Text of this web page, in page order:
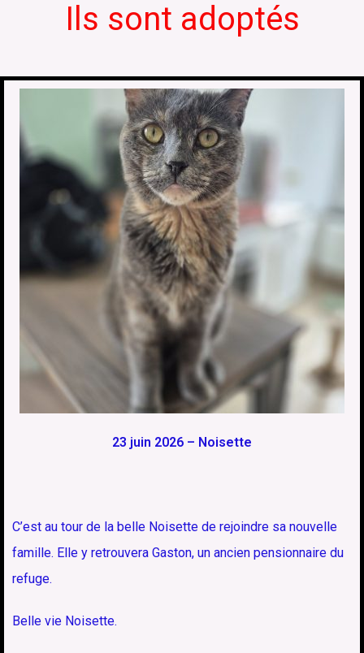
Ils sont adoptés
23 juin 2026 – Noisette
C’est au tour de la belle Noisette de rejoindre sa nouvelle
famille. Elle y retrouvera Gaston, un ancien pensionnaire du
refuge.
Belle vie Noisette.